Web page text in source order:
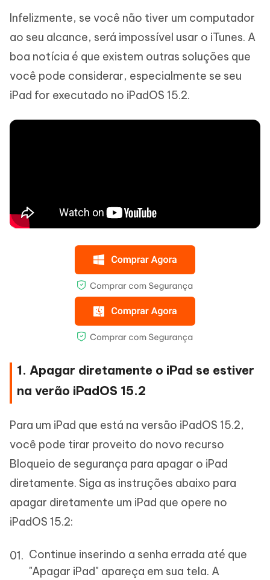
Infelizmente, se você não tiver um computador
ao seu alcance, será impossível usar o iTunes. A
boa notícia é que existem outras soluções que
você pode considerar, especialmente se seu
iPad for executado no iPadOS 15.2.
1. Apagar diretamente o iPad se estiver
na verão iPadOS 15.2
Para um iPad que está na versão iPadOS 15.2,
você pode tirar proveito do novo recurso
Bloqueio de segurança para apagar o iPad
diretamente. Siga as instruções abaixo para
apagar diretamente um iPad que opere no
iPadOS 15.2:
Continue inserindo a senha errada até que
"Apagar iPad" apareça em sua tela. A